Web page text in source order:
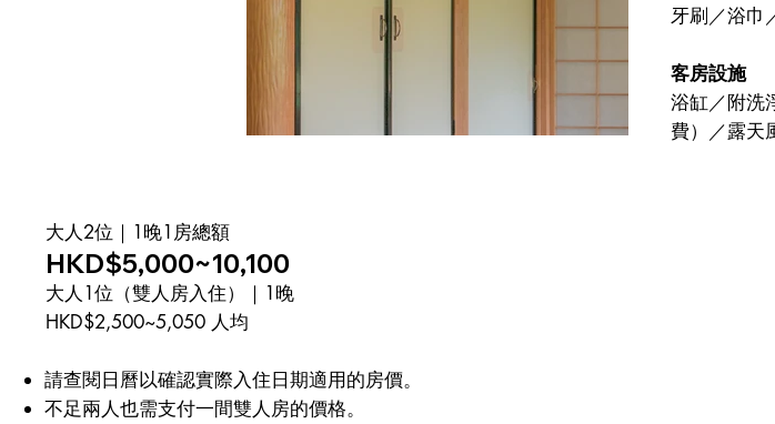
牙刷／浴巾
客房設施
浴缸／附洗
費）／露天
大人2位｜1晚1房總額
HKD$5,000~10,100
大人1位（雙人房入住）｜1晚
HKD$2,500~5,050 人均
請查閱日曆以確認實際入住日期適用的房價。
不足兩人也需支付一間雙人房的價格。